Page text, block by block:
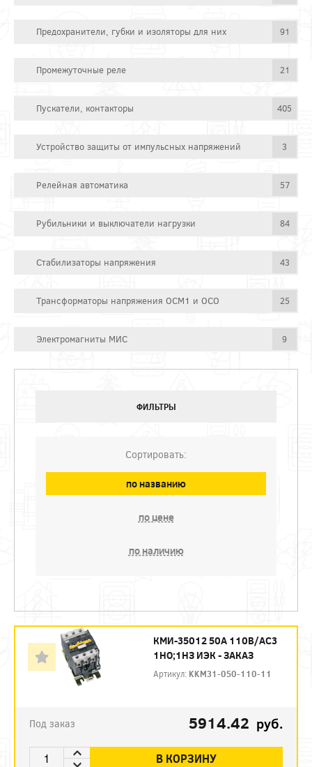
Предохранители, губки и изоляторы для них 91
Промежуточные реле 21
Пускатели, контакторы 405
Устройство защиты от импульсных напряжений 3
Релейная автоматика 57
Рубильники и выключатели нагрузки 84
Стабилизаторы напряжения 43
Трансформаторы напряжения ОСМ1 и ОСО 25
Электромагниты МИС 9
ФИЛЬТРЫ
Сортировать:
по названию
по цене
по наличию
КМИ-35012 50А 110В/АС3
1НО;1НЗ ИЭК - ЗАКАЗ
Артикул: KKM31-050-110-11
Под заказ 5914.42 руб.
В КОРЗИНУ